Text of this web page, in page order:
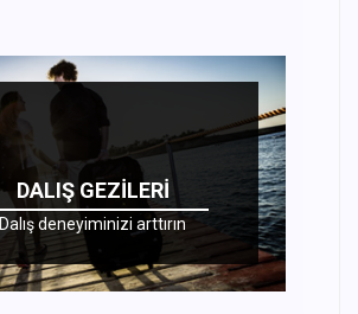
DALIŞ GEZILERI
Dalış deneyiminizi arttırın